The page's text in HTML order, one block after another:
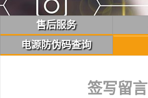
售后服务
电源防伪码查询
签写留言